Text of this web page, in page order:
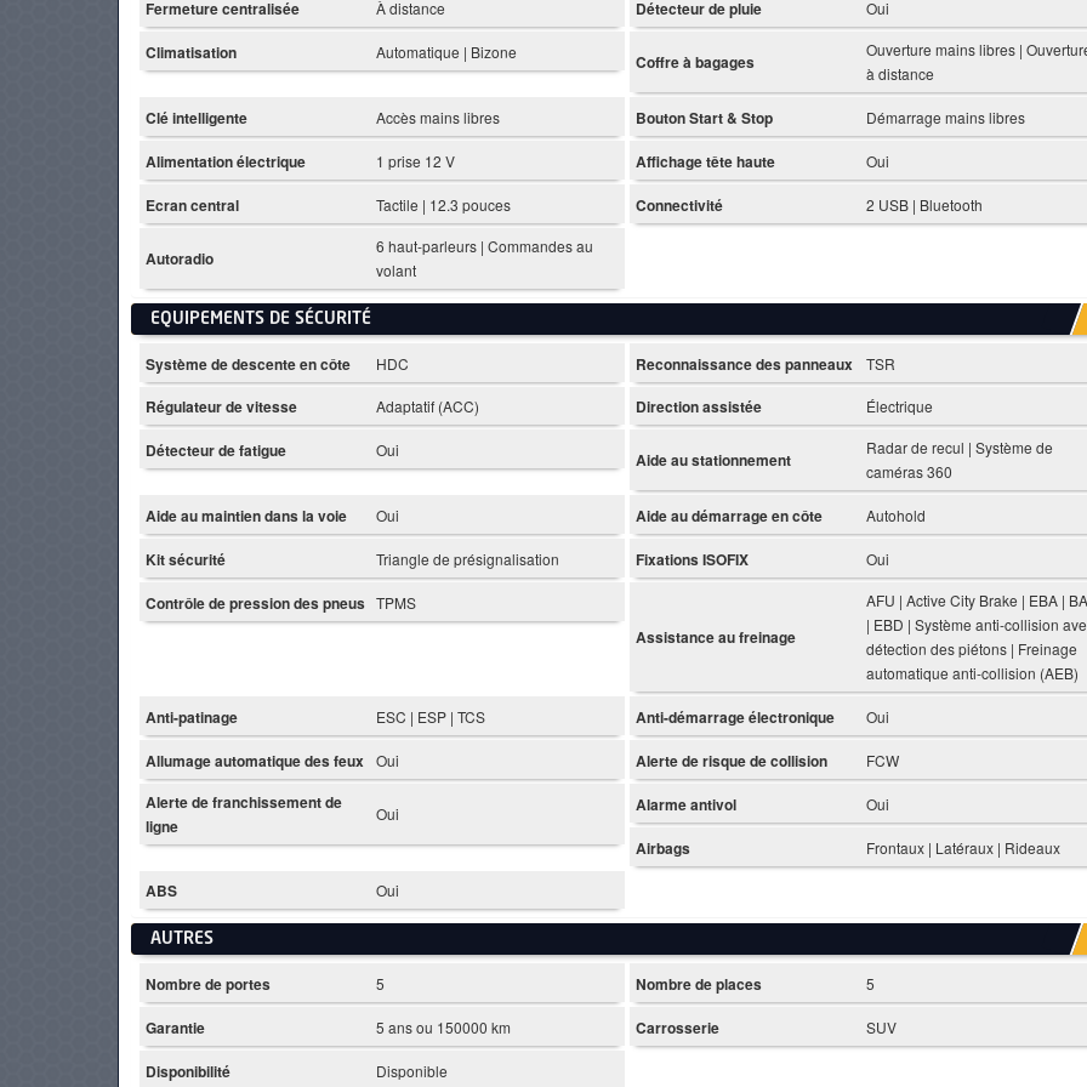
Fermeture centralisée À distance Détecteur de pluie Oui
Climatisation Automatique | Bizone Coffre à bagages
Ouverture mains libres |
à distance
Clé intelligente Accès mains libres Bouton Start & Stop Démarrage mains libres
Alimentation électrique 1 prise 12 V Affichage tête haute Oui
Ecran central Tactile | 12.3 pouces Connectivité 2 USB | Bluetooth
Autoradio
6 haut-parleurs | Commandes au
volant
EQUIPEMENTS DE SÉCURITÉ
Système de descente en côte HDC Reconnaissance des panneaux TSR
Régulateur de vitesse Adaptatif (ACC) Direction assistée Électrique
Détecteur de fatigue Oui Aide au stationnement
Radar de recul | Système de
caméras 360
Aide au maintien dans la voie Oui Aide au démarrage en côte Autohold
Kit sécurité Triangle de présignalisation Fixations ISOFIX Oui
Contrôle de pression des pneus TPMS
Assistance au freinage
AFU | Active City Brake | EBA |
| EBD | Système anti-collision
détection des piétons | Freinage
automatique anti-collision (AEB)
Anti-patinage ESC | ESP | TCS Anti-démarrage électronique Oui
Allumage automatique des feux Oui Alerte de risque de collision FCW
Alerte de franchissement de
ligne
Oui Alarme antivol Oui
Airbags Frontaux | Latéraux | Rideaux
ABS Oui
AUTRES
Nombre de portes 5 Nombre de places 5
Garantie 5 ans ou 150000 km Carrosserie SUV
Disponibilité Disponible